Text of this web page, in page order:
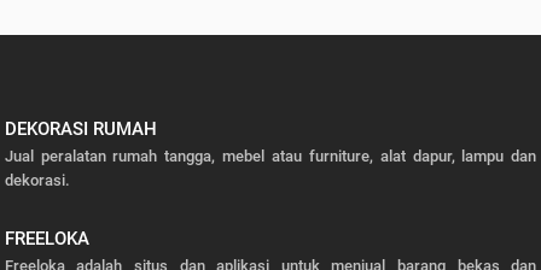
DEKORASI RUMAH
Jual peralatan rumah tangga, mebel atau furniture, alat dapur, lampu dan
dekorasi.
FREELOKA
Freeloka adalah situs dan aplikasi untuk menjual barang bekas dan